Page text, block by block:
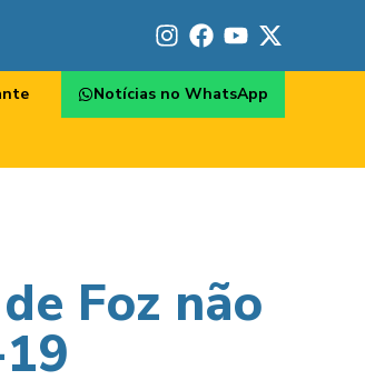
Notícias no WhatsApp
Foz não